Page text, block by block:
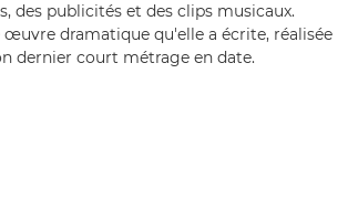
des publicités et des clips musicaux.
œuvre dramatique qu'elle a écrite, réalisée
dernier court métrage en date.